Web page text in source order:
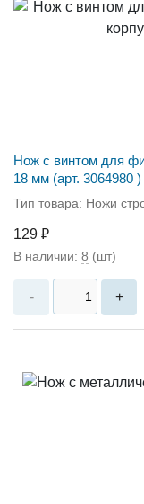
Нож с винтом для
18 мм (арт. 3064980 )
Тип товара: Ножи
129 ₽
В наличии: 8 (шт)
- +